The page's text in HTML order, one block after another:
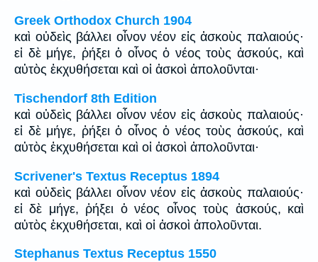
Greek Orthodox Church 1904
καὶ οὐδεὶς βάλλει οἶνον νέον εἰς ἀσκοὺς παλαιούς·
εἰ δὲ μήγε, ῥήξει ὁ οἶνος ὁ νέος τοὺς ἀσκούς, καὶ
αὐτὸς ἐκχυθήσεται καὶ οἱ ἀσκοὶ ἀπολοῦνται·
Tischendorf 8th Edition
καὶ οὐδεὶς βάλλει οἶνον νέον εἰς ἀσκοὺς παλαιούς·
εἰ δὲ μήγε, ῥήξει ὁ οἶνος ὁ νέος τοὺς ἀσκούς, καὶ
αὐτὸς ἐκχυθήσεται καὶ οἱ ἀσκοὶ ἀπολοῦνται·
Scrivener's Textus Receptus 1894
καὶ οὐδεὶς βάλλει οἶνον νέον εἰς ἀσκοὺς παλαιούς·
εἰ δὲ μήγε, ῥήξει ὁ νέος οἶνος τοὺς ἀσκούς, καὶ
αὐτὸς ἐκχυθήσεται, καὶ οἱ ἀσκοὶ ἀπολοῦνται.
Stephanus Textus Receptus 1550